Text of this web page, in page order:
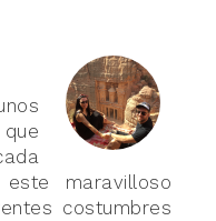
maravilloso
costumbres